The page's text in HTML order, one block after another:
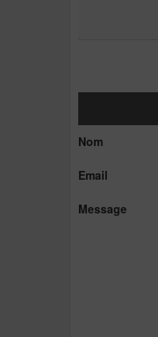
Nom
Email
Message